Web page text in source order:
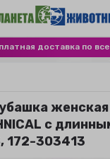
доставка по
женская
с
172-303413